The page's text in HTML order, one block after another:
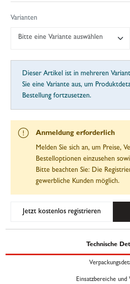
Varianten
Bitte eine Variante auswählen
Dieser Artikel ist in mehreren
Sie eine Variante aus, um
Bestellung fortzusetzen.
Anmeldung erforderlich
Melden Sie sich an, um Preise,
Bestelloptionen einzusehen
Bitte beachten Sie: Die
gewerbliche Kunden möglich.
Jetzt kostenlos registrieren
Technische
Einsatzbereiche und